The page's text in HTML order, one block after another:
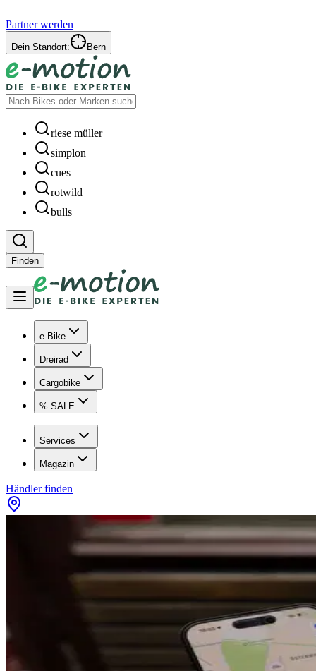
Partner werden
Dein Standort: Bern
riese müller
simplon
cues
rotwild
bulls
Finden
e-Bike
Dreirad
Cargobike
% SALE
Services
Magazin
Händler finden